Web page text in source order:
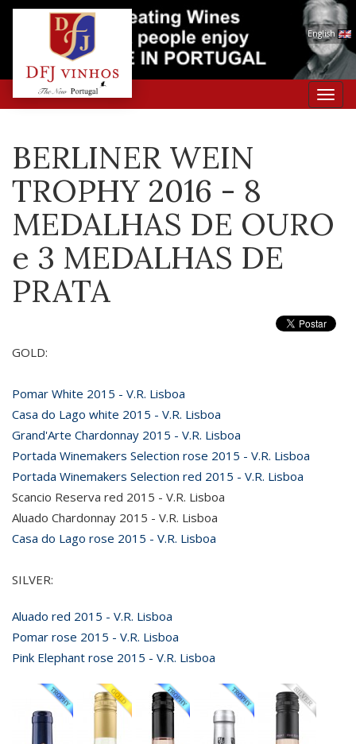
English
BERLINER WEIN
TROPHY 2016 - 8
MEDALHAS DE OURO
e 3 MEDALHAS DE
PRATA
GOLD:
Pomar White 2015 - V.R. Lisboa
Casa do Lago white 2015 - V.R. Lisboa
Grand'Arte Chardonnay 2015 - V.R. Lisboa
Portada Winemakers Selection rose 2015 - V.R. Lisboa
Portada Winemakers Selection red 2015 - V.R. Lisboa
Scancio Reserva red 2015 - V.R. Lisboa
Aluado Chardonnay 2015 - V.R. Lisboa
Casa do Lago rose 2015 - V.R. Lisboa
SILVER:
Aluado red 2015 - V.R. Lisboa
Pomar rose 2015 - V.R. Lisboa
Pink Elephant rose 2015 - V.R. Lisboa